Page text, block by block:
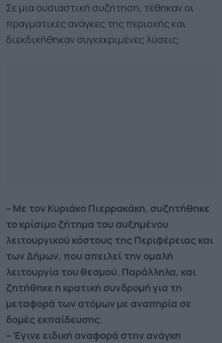
Σε μια ουσιαστική συζήτηση, τέθηκαν οι
πραγματικές ανάγκες της περιοχής και
διεκδικήθηκαν συγκεκριμένες λύσεις:
– Με τον Κυριάκο Πιερρακάκη, συζητήθηκε
το κρίσιμο ζήτημα του αυξημένου
λειτουργικού κόστους της Περιφέρειας και
των Δήμων, που απειλεί την ομαλή
λειτουργία του θεσμού. Παράλληλα, και
ζητήθηκε η κρατική συνδρομή για τη
μεταφορά των ατόμων με αναπηρία σε
δομές εκπαίδευσης.
– Έγινε ειδική αναφορά στην ανάγκη